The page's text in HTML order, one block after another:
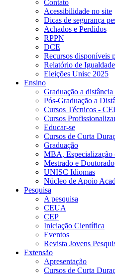
Contato
Acessibilidade no site
Dicas de segurança
Achados e Perdidos
RPPN
DCE
Recursos disponíveis
Relatório de
Eleições Unisc 2025
Ensino
Graduação a
Pós-Graduação a
Cursos Técnicos -
Cursos
Educar-se
Cursos de Curta
Graduação
MBA, Especialização
Mestrado e Doutorado
UNISC Idiomas
Núcleo de Apoio
Pesquisa
A pesquisa
CEUA
CEP
Iniciação Científica
Eventos
Revista Jovens
Extensão
Apresentação
Cursos de Curta